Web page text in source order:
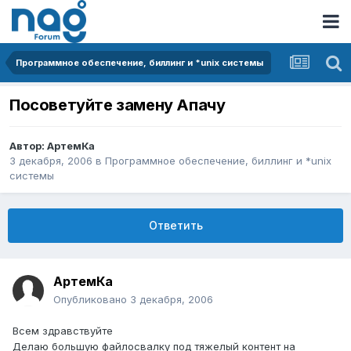
Программное обеспечение, биллинг и *unix системы
Посоветуйте замену Апачу
Автор: АртемКа
3 декабря, 2006 в Программное обеспечение, биллинг и *unix
системы
Ответить
АртемКа
Опубликовано 3 декабря, 2006
Всем здравствуйте
Делаю большую файлосвалку под тяжелый контент на